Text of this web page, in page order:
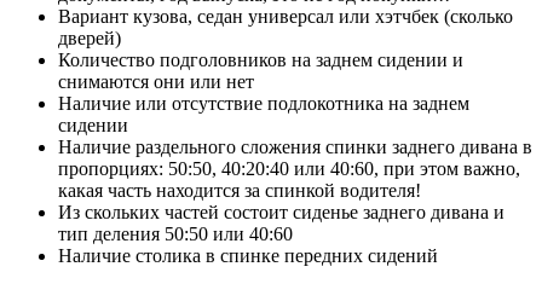
Вариант кузова, седан универсал или хэтчбек (сколько
дверей)
Количество подголовников на заднем сидении и
снимаются они или нет
Наличие или отсутствие подлокотника на заднем
сидении
Наличие раздельного сложения спинки заднего дивана в
пропорциях: 50:50, 40:20:40 или 40:60, при этом важно,
какая часть находится за спинкой водителя!
Из скольких частей состоит сиденье заднего дивана и
тип деления 50:50 или 40:60
Наличие столика в спинке передних сидений